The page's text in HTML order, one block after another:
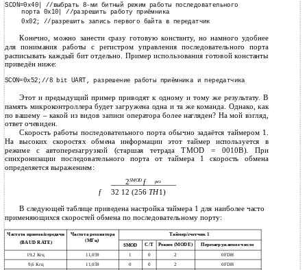
SCON=0x40| //выбрать 8-ми битный режим работы последовательного
порта 0x10| //разрешить работу приёмника
0x02; //разрешить запись первого байта в передатчик
Конечно, можно занести сразу готовую константу, но намного удобнее
для понимания работы с регистром управления последовательного порта
расписывать каждый бит отдельно. Пример использования готовой константы
приведён ниже:
SCON=0x52;//8 bit UART, разрешение работы приёмника и передатчика
Этот и предыдущий пример приводят к одному и тому же результату. В
память микроконтроллера будет загружена одна и та же команда. Однако, как
по вашему – какой из видов записи оператора более нагляден? На мой взгляд,
ответ очевиден.
Скорость работы последовательного порта обычно задаётся таймером 1.
На высоких скоростях обмена информации этот таймер используется в
режиме с автоперезагрузкой (старшая тетрада TMOD = 0010В). При
синхронизации последовательного порта от таймера 1 скорость обмена
определяется выражением:
f
2SMOD f рез
32 12 (256 TH1)
В следующей таблице приведена настройка таймера 1 для наиболее часто
применяющихся скоростей обмена по последовательному порту:
Частота приема/передачи Частота резонатора Таймер/счетчик 1
(BAUD RATE) (МГц)
SMOD С/Т Режим (MODE) Перезагружаемое число
19,2 Кгц 11,059 1 0 2
0FDH
9,6 Кгц
11,059 0 0 2 0FDH